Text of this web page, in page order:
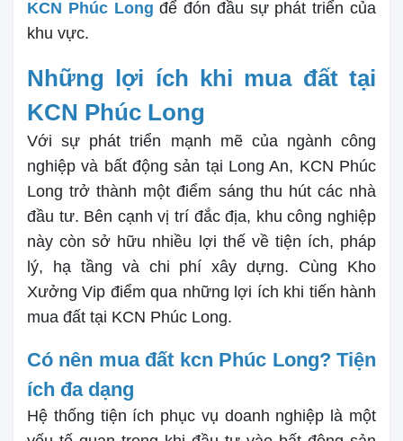
KCN Phúc Longđể đón đầu sự phát triển của
khu vực.
Những lợi ích khi mua đất tại
KCN Phúc Long
Với sự phát triển mạnh mẽ của ngành công
nghiệp và bất động sản tại Long An, KCN Phúc
Long trở thành một điểm sáng thu hút các nhà
đầu tư. Bên cạnh vị trí đắc địa, khu công nghiệp
này còn sở hữu nhiều lợi thế về tiện ích, pháp
lý, hạ tầng và chi phí xây dựng. Cùng Kho
Xưởng Vip điểm qua những lợi ích khi tiến hành
mua đất tại KCN Phúc Long.
Có nên mua đất kcn Phúc Long? Tiện
ích đa dạng
Hệ thống tiện ích phục vụ doanh nghiệp là một